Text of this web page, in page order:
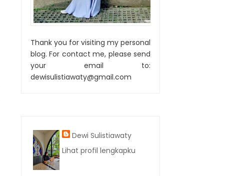
Thank you for visiting my personal
blog. For contact me, please send
your email to:
dewisulistiawaty@gmail.com
Dewi Sulistiawaty
Lihat profil lengkapku